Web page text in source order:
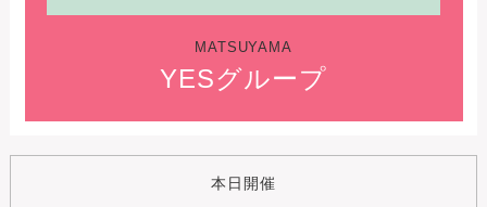
MATSUYAMA
YESグループ
本日開催